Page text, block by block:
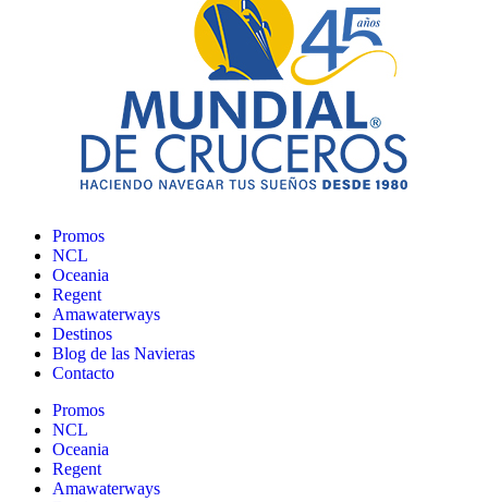
Promos
NCL
Oceania
Regent
Amawaterways
Destinos
Blog de las Navieras
Contacto
Promos
NCL
Oceania
Regent
Amawaterways